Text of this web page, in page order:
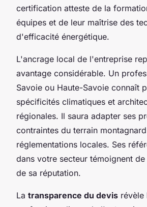
certification atteste de la
équipes et de leur maîtrise des
d'efficacité énergétique.
L'ancrage local de l'entreprise
avantage considérable. Un
Savoie ou Haute-Savoie connaît
spécificités climatiques et
régionales. Il saura adapter ses
contraintes du terrain
réglementations locales. Ses
dans votre secteur témoignent
de sa réputation.
La transparence du devis révèle